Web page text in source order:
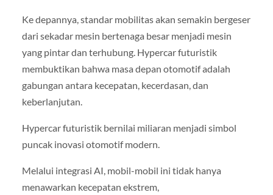
Ke depannya, standar mobilitas akan semakin bergeser
dari sekadar mesin bertenaga besar menjadi mesin
yang pintar dan terhubung. Hypercar futuristik
membuktikan bahwa masa depan otomotif adalah
gabungan antara kecepatan, kecerdasan, dan
keberlanjutan.
Hypercar futuristik bernilai miliaran menjadi simbol
puncak inovasi otomotif modern.
Melalui integrasi AI, mobil-mobil ini tidak hanya
menawarkan kecepatan ekstrem,